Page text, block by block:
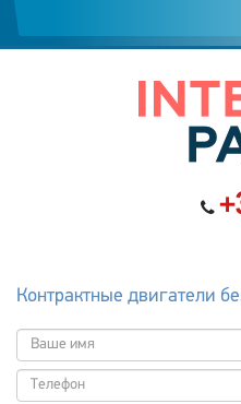
Контрактные двигатели